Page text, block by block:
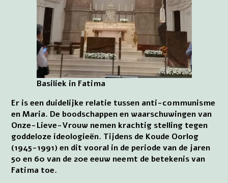
Basiliek in Fatima
Er is een duidelijke relatie tussen anti-communisme
en Maria. De boodschappen en waarschuwingen van
Onze-Lieve-Vrouw nemen krachtig stelling tegen
goddeloze ideologieën. Tijdens de Koude Oorlog
(1945-1991) en dit vooral in de periode van de jaren
50 en 60 van de 20e eeuw neemt de betekenis van
Fatima toe.